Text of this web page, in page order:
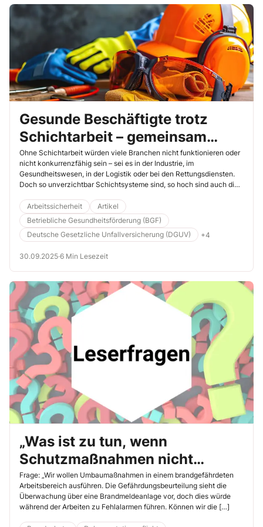
Gesunde Beschäftigte trotz
Schichtarbeit – gemeinsam
gegen die Belastung
Ohne Schichtarbeit würden viele Branchen nicht funktionieren oder
nicht konkurrenzfähig sein – sei es in der Industrie, im
Gesundheitswesen, in der Logistik oder bei den Rettungsdiensten.
Doch so unverzichtbar Schichtsysteme sind, so hoch sind auch die
krank und erhöht bestehende Unfallrisiken. Vor allem ältere
Beschäftigte haben ihre Probleme mit dem wechselnden Tag-
Nacht-Rhythmus. Durch den demografischen Wandel wird die
gesunde Gestaltung von Schichtarbeit damit unverzichtbar, um
Arbeitssicherheit
Artikel
Betriebliche Gesundheitsförderung (BGF)
Deutsche Gesetzliche Unfallversicherung (DGUV)
+4
30.09.2025·6 Min Lesezeit
„Was ist zu tun, wenn
Schutzmaßnahmen nicht
umgesetzt werden können?“
Frage: „Wir wollen Umbaumaßnahmen in einem brandgefährdeten
Arbeitsbereich ausführen. Die Gefährdungsbeurteilung sieht die
Überwachung über eine Brandmeldeanlage vor, doch dies würde
während der Arbeiten zu Fehlalarmen führen. Können wir die […]